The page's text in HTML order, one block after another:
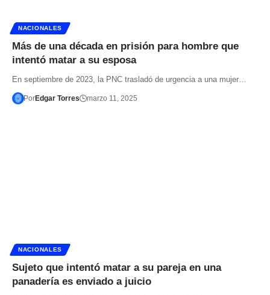
NACIONALES
Más de una década en prisión para hombre que
intentó matar a su esposa
En septiembre de 2023, la PNC trasladó de urgencia a una mujer…
PorEdgar Torres marzo 11, 2025
NACIONALES
Sujeto que intentó matar a su pareja en una
panadería es enviado a juicio